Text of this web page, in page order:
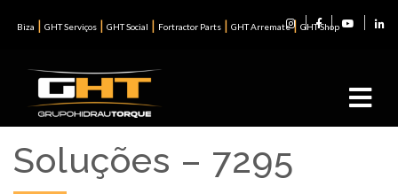
Biza | GHT Serviços | GHT Social | Fortractor Parts | GHT Arremate| GHT Shop
Soluções – 7295